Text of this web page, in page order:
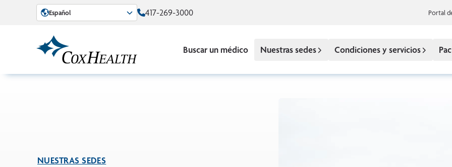
Skip to Main Content
Español 417-269-3000 Portal
Buscar un médico Nuestras sedes Condiciones y servicios
NUESTRAS SEDES